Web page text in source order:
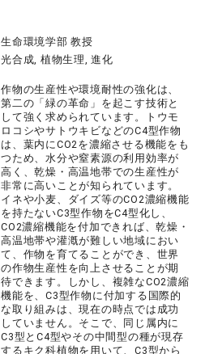
生命環境学部 教授
光合成, 植物生理, 進化
作物の生産性や環境耐性の強化は、
第二の「緑の革命」を起こす技術と
して強く求められています。トウモ
ロコシやサトウキビなどのC4型作物
は、葉内にCO2を濃縮させる機能をも
つため、水分や窒素源の利用効率が
高く、乾燥・高温地帯での生産性が
非常に高いことが知られています。
イネや小麦、ダイズ等のCO2濃縮機能
を持たないC3型作物をC4型化し、
CO2濃縮機能を付加できれば、乾燥・
高温地帯や灌漑が難しい地域におい
て、作物を育てることができ、世界
の作物生産性を向上させることが期
待できます。しかし、複雑なCO2濃縮
機能を、C3型作物に付加する国際的
な取り組みは、現在の時点では成功
していません。そこで、同じ属内に
C3型とC4型やその中間型の種が現存
するキク科植物を用いて、C3型から